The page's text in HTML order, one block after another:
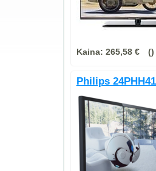
Kaina: 265,58 €
Philips